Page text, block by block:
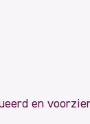
en